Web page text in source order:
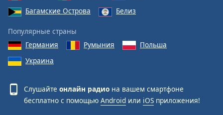
Багамские Острова
Белиз
Популярные страны
Германия
Румыния
Польша
Украина
Слушайте онлайн радио на вашем смартфоне
бесплатно с помощью Android или iOS приложения!